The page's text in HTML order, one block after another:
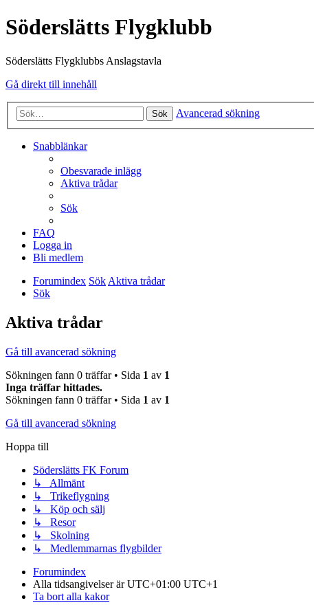
Söderslätts Flygklubb
Söderslätts Flygklubbs Anslagstavla
Gå direkt till innehåll
Sök Avancerad sökning
Snabblänkar
Obesvarade inlägg
Aktiva trådar
Sök
FAQ
Logga in
Bli medlem
Forumindex SökAktiva trådar
Sök
Aktiva trådar
Gå till avancerad sökning
Sökningen fann 0 träffar • Sida 1 av 1
Inga träffar hittades.
Sökningen fann 0 träffar • Sida 1 av 1
Gå till avancerad sökning
Hoppa till
Söderslätts FK Forum
↳ Allmänt
↳ Trikeflygning
↳ Köp och sälj
↳ Resor
↳ Skolning
↳ Medlemmarnas flygbilder
Forumindex
Alla tidsangivelser är UTC+01:00 UTC+1
Ta bort alla kakor